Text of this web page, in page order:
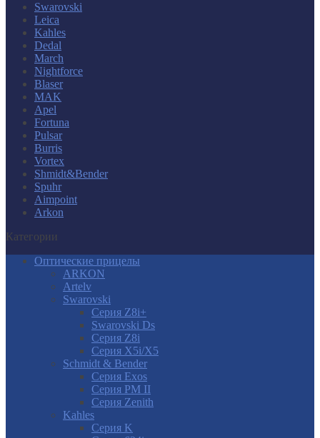
Swarovski
Leica
Kahles
Dedal
March
Nightforce
Blaser
MAK
Apel
Fortuna
Pulsar
Burris
Vortex
Shmidt&Bender
Spuhr
Aimpoint
Arkon
Категории
Оптические прицелы
ARKON
Artelv
Swarovski
Серия Z8i+
Swarovski Ds
Серия Z8i
Серия X5i/X5
Schmidt & Bender
Серия Exos
Серия PM II
Cерия Zenith
Kahles
Серия K